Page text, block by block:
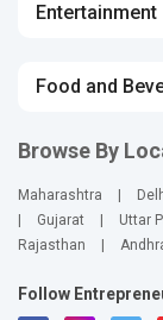
Entertainment
Food and
Browse By
Maharashtra
Gujarat Uttar
Rajasthan
Follow